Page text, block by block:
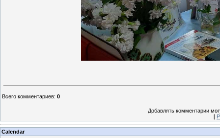
Всего комментариев: 0
Добавлять комментарии
[
Calendar